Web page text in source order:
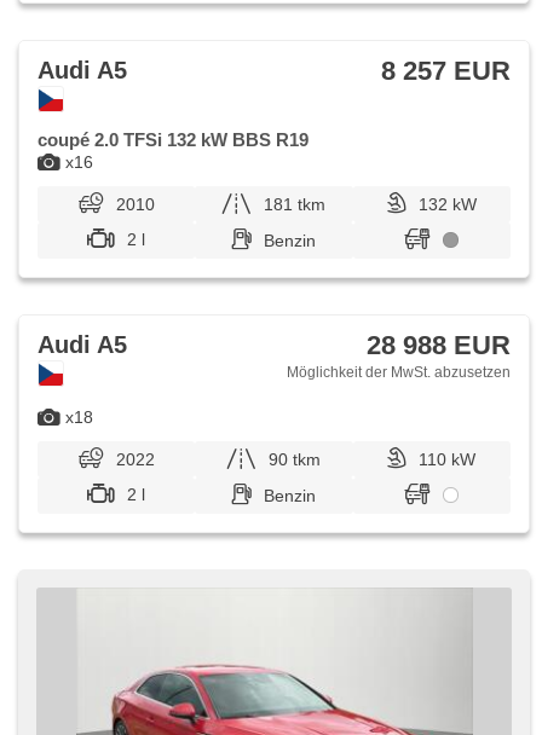
x16
Audi A5 8 257 EUR
coupé 2.0 TFSi 132 kW BBS R19
2010 181 tkm
132 kW
2 l
Benzin
x18
Audi A5 28 988 EUR
Möglichkeit der MwSt. abzusetzen
2022 90 tkm
110 kW
2 l
Benzin